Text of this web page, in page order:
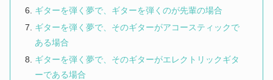
ギターを弾く夢で、ギターを弾くのが先輩の場合
ギターを弾く夢で、そのギターがアコースティックで
ある場合
ギターを弾く夢で、そのギターがエレクトリックギタ
ーである場合